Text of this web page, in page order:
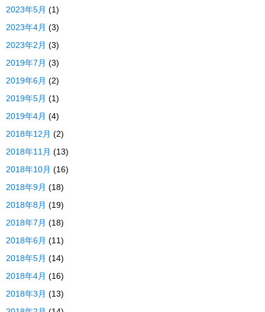
2023年5月 (1)
2023年4月 (3)
2023年2月 (3)
2019年7月 (3)
2019年6月 (2)
2019年5月 (1)
2019年4月 (4)
2018年12月 (2)
2018年11月 (13)
2018年10月 (16)
2018年9月 (18)
2018年8月 (19)
2018年7月 (18)
2018年6月 (11)
2018年5月 (14)
2018年4月 (16)
2018年3月 (13)